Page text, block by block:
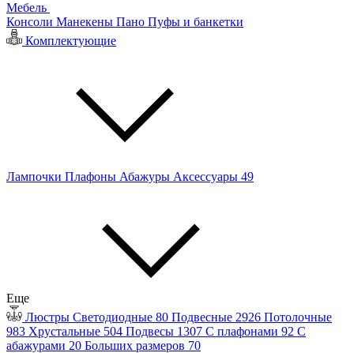
Мебель
Консоли Манекены Пано Пуфы и банкетки
Комплектующие
Лампочки Плафоны Абажуры Аксессуары 49
Еще
Люстры Светодиодные 80 Подвесные 2926 Потолочные
983 Хрустальные 504 Подвесы 1307 С плафонами 92 С
абажурами 20 Больших размеров 70